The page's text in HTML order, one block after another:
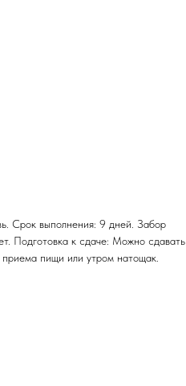
Срок выполнения: 9 дней. Забор
Подготовка к сдаче: Можно сдавать
пищи или утром натощак.